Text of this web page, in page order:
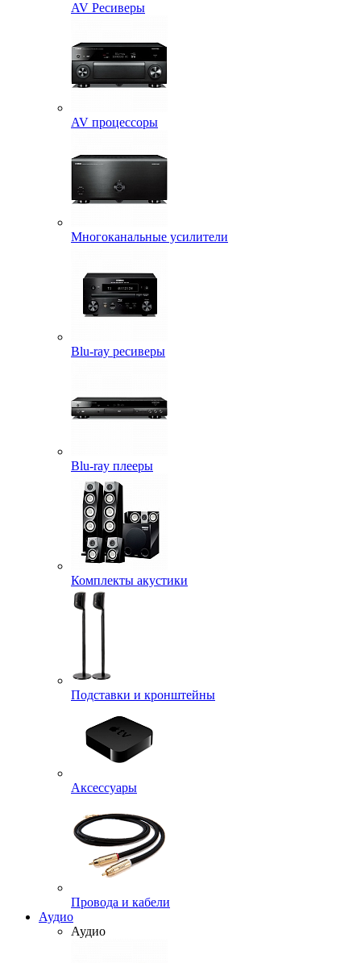
AV Ресиверы
AV процессоры
Многоканальные усилители
Blu-ray ресиверы
Blu-ray плееры
Комплекты акустики
Подставки и кронштейны
Аксессуары
Провода и кабели
Аудио
Аудио